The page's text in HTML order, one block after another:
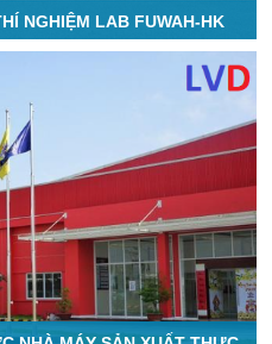
NGHIỆM LAB FUWAH-HK